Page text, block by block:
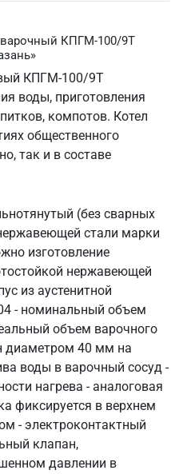
КПГМ-100/9T
КПГМ-100/9Т
воды, приготовления
компотов. Котел
общественного
так и в составе
(без сварных
стали марки
изготовление
нержавеющей
из аустенитной
- номинальный объем
объем варочного
диаметром 40 мм на
воды в варочный сосуд -
нагрева - аналоговая
фиксируется в верхнем
- электроконтактный
клапан,
давлении в